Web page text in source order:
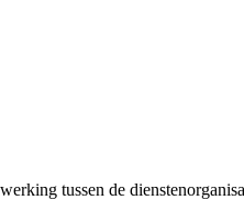
tussen de